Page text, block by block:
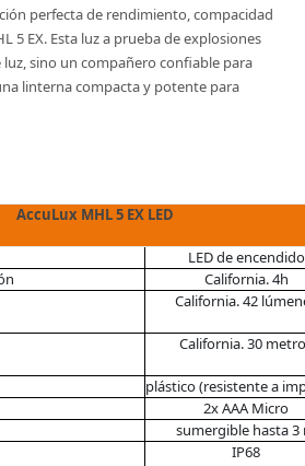
perfecta de rendimiento, compacidad
5 EX. Esta luz a prueba de explosiones
sino un compañero confiable para
linterna compacta y potente para
AccuLux MHL 5 EX LED
LED de encendido
California. 4h
California. 42
California. 30
plástico (resistente a
2x AAA Micro
sumergible hasta 3
IP68